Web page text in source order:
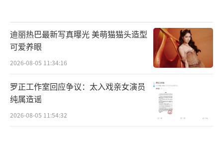
迪丽热巴最新写真曝光 美萌猫猫头造型
可爱养眼
2026-08-05 11:34:16
罗正工作室回应争议：太入戏亲女演员
纯属造谣
2026-08-05 11:54:32